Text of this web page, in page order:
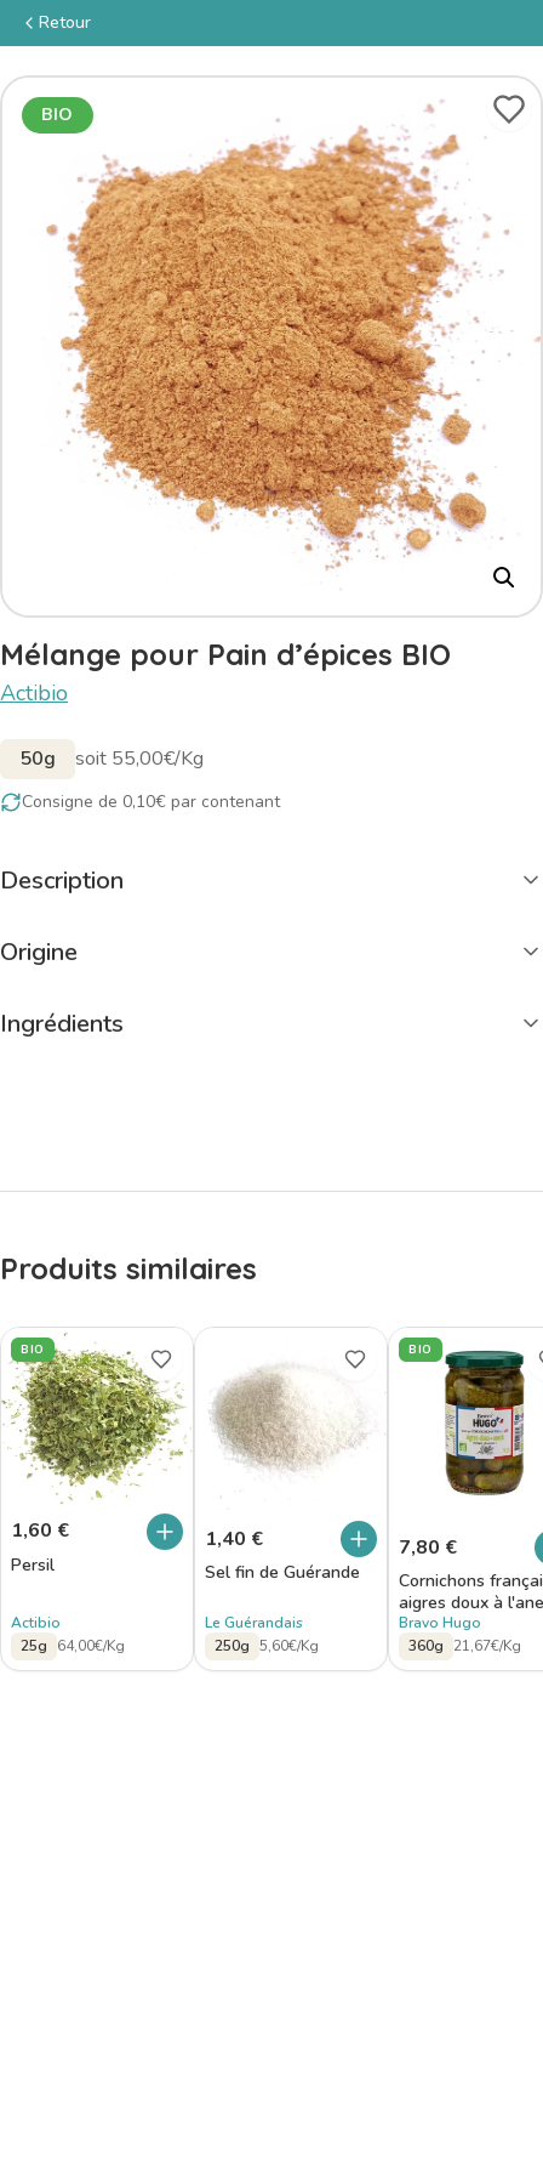
Retour
BIO
Mélange pour Pain d’épices BIO
Actibio
50g soit 55,00€/Kg
Consigne de 0,10€ par contenant
Description
Origine
Ingrédients
Produits similaires
BIO
1,60 €
Persil
Actibio
25g
64,00€/Kg
1,40 €
Sel fin de Guérande
Le Guérandais
250g 5,60€/Kg
BIO
7,80 €
Cornichons
aigres doux à
Bravo Hugo
360g
21,67€/Kg